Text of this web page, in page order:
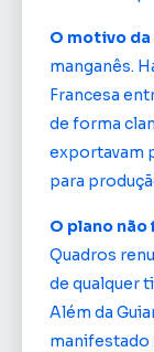
O motivo
manganês.
Francesa
de forma
exportavam
para
O plano
Quadros
de qualquer
Além da
manifestado